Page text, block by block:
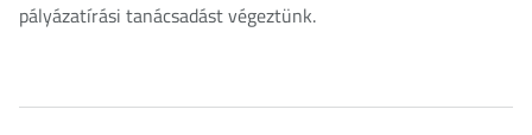
pályázatírási tanácsadást végeztünk.